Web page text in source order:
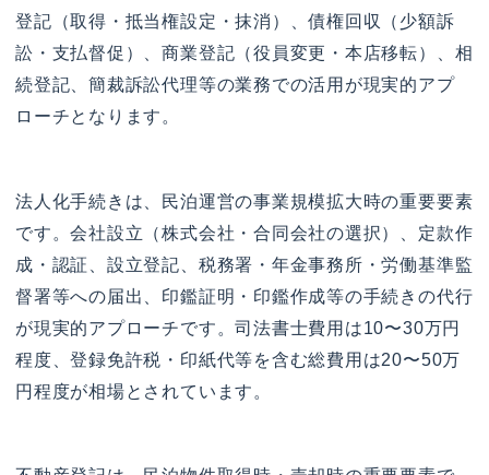
登記（取得・抵当権設定・抹消）、債権回収（少額訴
訟・支払督促）、商業登記（役員変更・本店移転）、相
続登記、簡裁訴訟代理等の業務での活用が現実的アプ
ローチとなります。
法人化手続きは、民泊運営の事業規模拡大時の重要要素
です。会社設立（株式会社・合同会社の選択）、定款作
成・認証、設立登記、税務署・年金事務所・労働基準監
督署等への届出、印鑑証明・印鑑作成等の手続きの代行
が現実的アプローチです。司法書士費用は10〜30万円
程度、登録免許税・印紙代等を含む総費用は20〜50万
円程度が相場とされています。